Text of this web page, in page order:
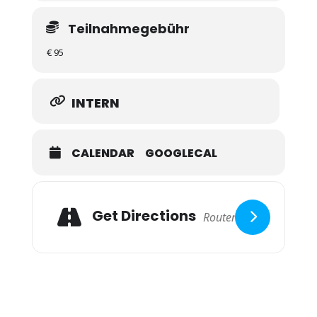
Teilnahmegebühr
€ 95
INTERN
CALENDAR GOOGLECAL
Get Directions